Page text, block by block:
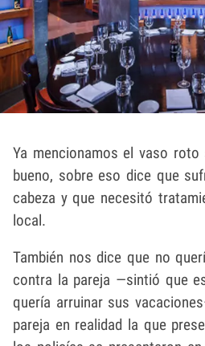
Ya mencionamos el vaso
bueno, sobre eso dice que
cabeza y que necesitó
local.
También nos dice que no
contra la pareja —sintió que
quería arruinar sus
pareja en realidad la que